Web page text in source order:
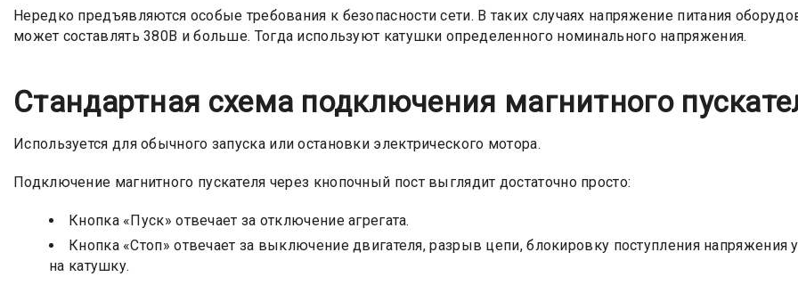
Нередко предъявляются особые требования к безопасности сети. В таких случаях напряжение питания
может составлять 380В и больше. Тогда используют катушки определенного номинального напряжения.
Стандартная схема подключения магнитного
Используется для обычного запуска или остановки электрического мотора.
Подключение магнитного пускателя через кнопочный пост выглядит достаточно просто:
Кнопка «Пуск» отвечает за отключение агрегата.
Кнопка «Стоп» отвечает за выключение двигателя, разрыв цепи, блокировку поступления напряжения
на катушку.